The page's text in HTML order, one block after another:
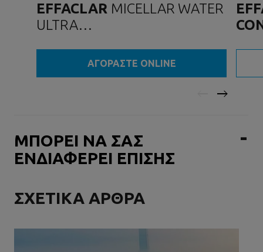
EFFACLAR MICELLAR WATER
ULTRA
ΑΓΟΡΑΣΤΕ ONLINE
ΜΠΟΡΕΙ ΝΑ ΣΑΣ
ΕΝΔΙΑΦΕΡΕΙ ΕΠΙΣΗΣ
ΣΧΕΤΙΚΑ ΑΡΘΡΑ